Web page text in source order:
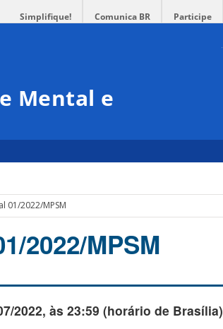
Simplifique! Comunica BR Participe
Mental e
01/2022/MPSM
2022/MPSM
2022, às 23:59 (horário de Brasília)